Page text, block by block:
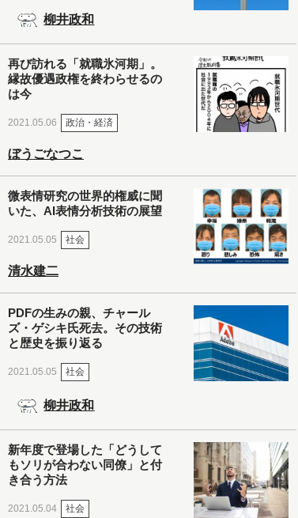
柳井政和
再び訪れる「就職氷河期」。
縁故優遇政権を終わらせるの
は今
2021.05.06 政治・経済
ぼうごなつこ
微表情研究の世界的権威に聞
いた、AI表情分析技術の展望
2021.05.05 社会
清水建二
PDFの生みの親、チャール
ズ・ゲシキ氏死去。その技術
と歴史を振り返る
2021.05.05 社会
柳井政和
新年度で登場した「どうして
もソリが合わない同僚」と付
き合う方法
2021.05.04 社会